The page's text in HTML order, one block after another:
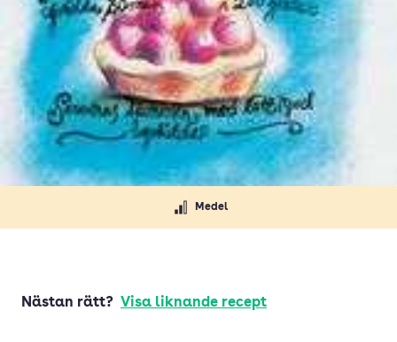
Medel
Nästan rätt? Visa liknande recept